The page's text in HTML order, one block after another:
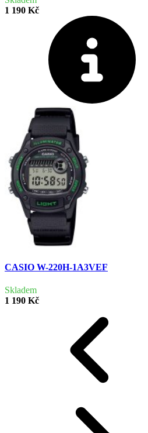
1 190 Kč
CASIO W-220H-1A3VEF
Skladem
1 190 Kč